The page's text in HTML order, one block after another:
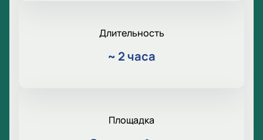
Длительность
~ 2 часа
Площадка